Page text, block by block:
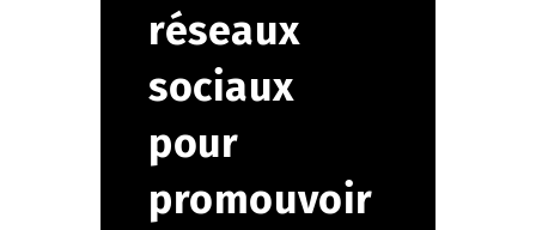
réseaux
sociaux
pour
promouvoir